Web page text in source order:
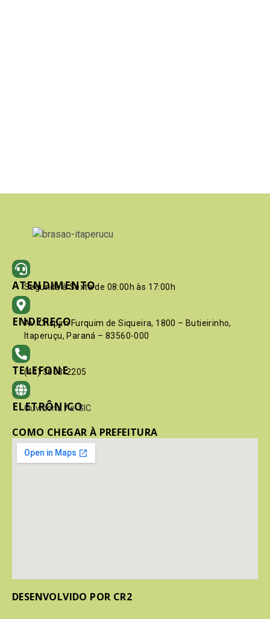
ATENDIMENTO
Segunda à Sexta de 08:00h às 17:00h
ENDEREÇO
Av. Crispim Furquim de Siqueira, 1800 – Butieirinho,
Itaperuçu, Paraná – 83560-000
TELEFONE
(41) 3603-2205
ELETRÔNICO
Ouvidoria / e-SIC
COMO CHEGAR À PREFEITURA
DESENVOLVIDO POR CR2